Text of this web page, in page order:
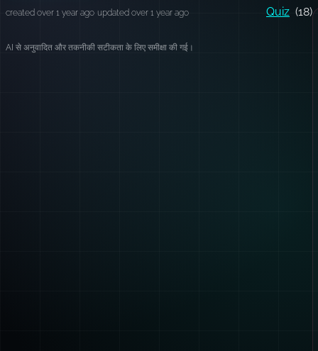
created over 1 year ago updated over 1 year ago Quiz (18)
AI से अनुवादित और तकनीकी सटीकता के लिए समीक्षा की गई।